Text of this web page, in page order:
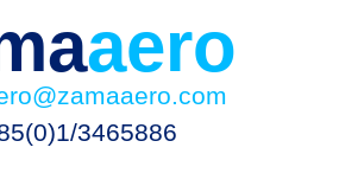
aero
3465886